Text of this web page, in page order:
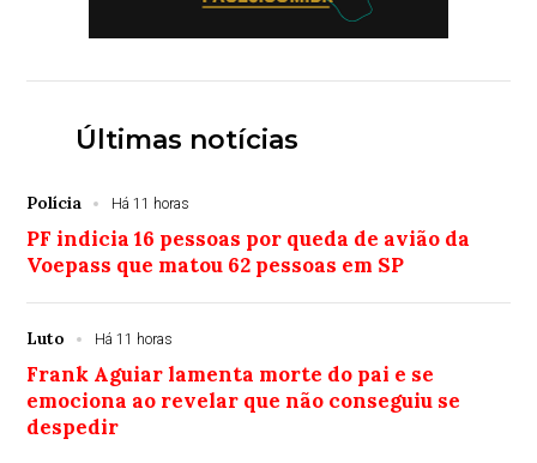
Últimas notícias
Polícia Há 11 horas
PF indicia 16 pessoas por queda de avião da
Voepass que matou 62 pessoas em SP
Luto Há 11 horas
Frank Aguiar lamenta morte do pai e se
emociona ao revelar que não conseguiu se
despedir